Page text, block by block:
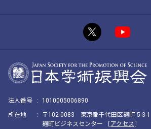
法人番号 :
1010005006890
所在地
:
〒102-0083 東京都千代田区麹町 5-3-1
麹町ビジネスセンター ［ アクセス